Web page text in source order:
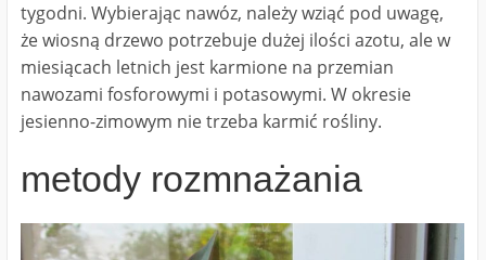
tygodni. Wybierając nawóz, należy wziąć pod uwagę,
że wiosną drzewo potrzebuje dużej ilości azotu, ale w
miesiącach letnich jest karmione na przemian
nawozami fosforowymi i potasowymi. W okresie
jesienno-zimowym nie trzeba karmić rośliny.
metody rozmnażania